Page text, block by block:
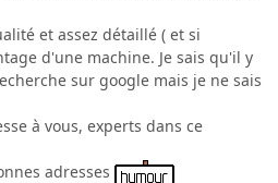
et assez détaillé ( et si
d'une machine. Je sais qu'il y
sur google mais je ne sais
à vous, experts dans ce
adresses